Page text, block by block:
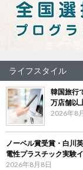
ライフスタイル
韓国旅行
万店舗以
2026年8
ノーベル賞受賞・白川
電性プラスチック実験
2026年8月8日